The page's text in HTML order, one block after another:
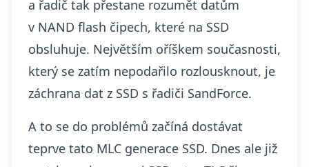
a řadič tak přestane rozumět datům
v NAND flash čipech, které na SSD
obsluhuje. Největším oříškem současnosti,
který se zatím nepodařilo rozlousknout, je
záchrana dat z SSD s řadiči SandForce.
A to se do problémů začíná dostávat
teprve tato MLC generace SSD. Dnes ale již